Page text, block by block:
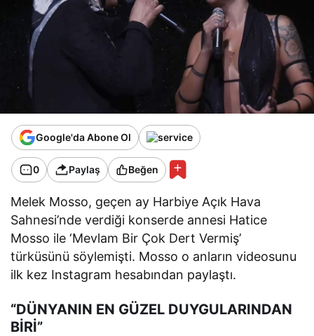
Google'da Abone Ol
0 Paylaş Beğen
Melek Mosso, geçen ay Harbiye Açık Hava
Sahnesi’nde verdiği konserde annesi Hatice
Mosso ile ‘Mevlam Bir Çok Dert Vermiş’
türküsünü söylemişti. Mosso o anların videosunu
ilk kez Instagram hesabından paylaştı.
“DÜNYANIN EN GÜZEL DUYGULARINDAN
BİRİ”